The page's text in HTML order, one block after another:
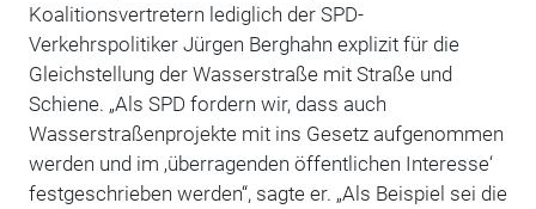
Koalitionsvertretern lediglich der SPD-
Verkehrspolitiker Jürgen Berghahn explizit für die
Gleichstellung der Wasserstraße mit Straße und
Schiene. „Als SPD fordern wir, dass auch
Wasserstraßenprojekte mit ins Gesetz aufgenommen
werden und im ‚überragenden öffentlichen Interesse‘
festgeschrieben werden“, sagte er. „Als Beispiel sei die